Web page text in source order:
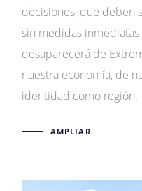
decisiones, que deben
sin medidas
desaparecerá de
nuestra economía, de
identidad como región.
AMPLIAR